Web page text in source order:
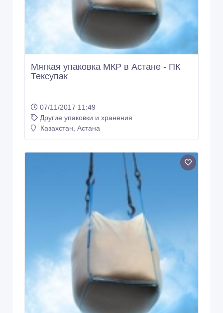
Мягкая упаковка МКР в Астане - ПК
Тексупак
07/11/2017 11:49
Другие упаковки и хранения
Казахстан, Астана